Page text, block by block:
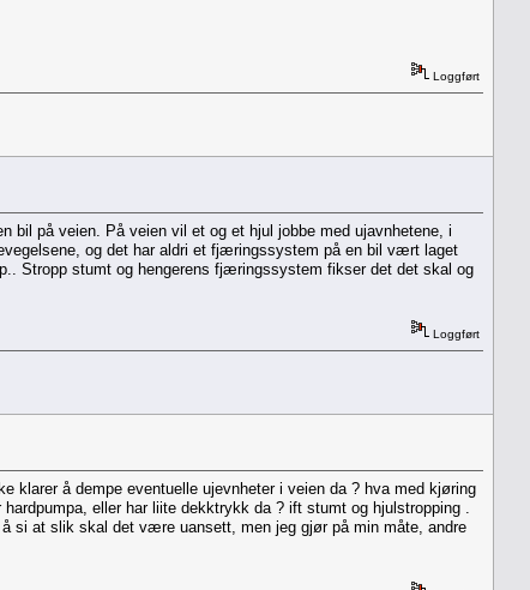
Loggført
bil på veien. På veien vil et og et hjul jobbe med ujavnhetene, i
og det har aldri et fjæringssystem på en bil vært laget
Stropp stumt og hengerens fjæringssystem fikser det det skal og
Loggført
klarer å dempe eventuelle ujevnheter i veien da ? hva med kjøring
eller har liite dekktrykk da ? ift stumt og hjulstropping .
si at slik skal det være uansett, men jeg gjør på min måte, andre